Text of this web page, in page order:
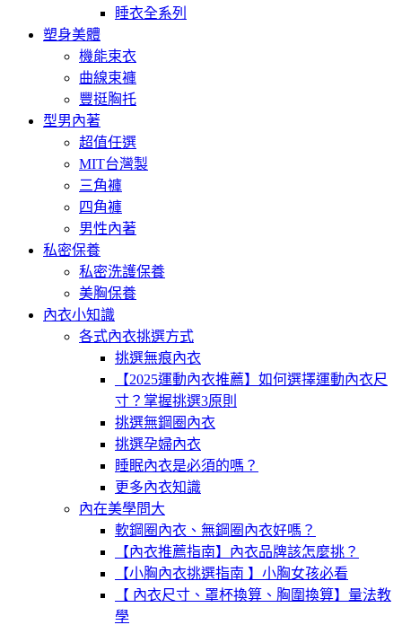
睡衣全系列
塑身美體
機能束衣
曲線束褲
豐挺胸托
型男內著
超值任選
MIT台灣製
三角褲
四角褲
男性內著
私密保養
私密洗護保養
美胸保養
內衣小知識
各式內衣挑選方式
挑選無痕內衣
【2025運動內衣推薦】如何選擇運動內衣尺
寸？掌握挑選3原則
挑選無鋼圈內衣
挑選孕婦內衣
睡眠內衣是必須的嗎？
更多內衣知識
內在美學問大
軟鋼圈內衣、無鋼圈內衣好嗎？
【內衣推薦指南】內衣品牌該怎麼挑？
【小胸內衣挑選指南 】小胸女孩必看
【 內衣尺寸、罩杯換算、胸圍換算】量法教
學